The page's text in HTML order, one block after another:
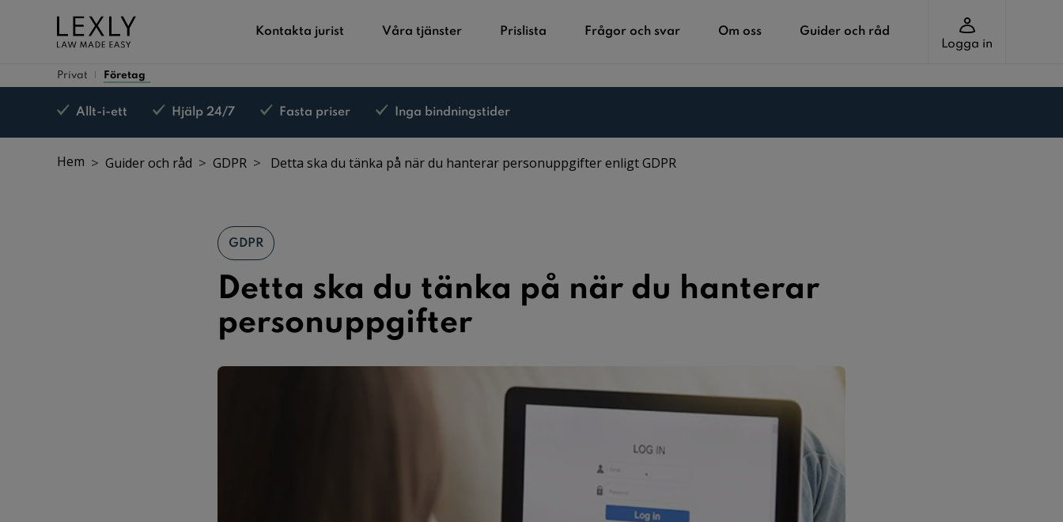
Kontakta jurist Våra tjänster Prislista Frågor och svar Om oss
Guider och råd
Logga in
Privat Företag
Allt-i-ett Hjälp 24/7 Fasta priser Inga bindningstider
Hem Guider och råd GDPR Detta ska du tänka på när du hanterar personuppgifter enligt GDPR
GDPR
Detta ska du tänka på när du hanterar
personuppgifter